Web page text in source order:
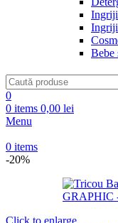
Bebe
0
0 items 0,00 lei
Menu
0 items
-20%